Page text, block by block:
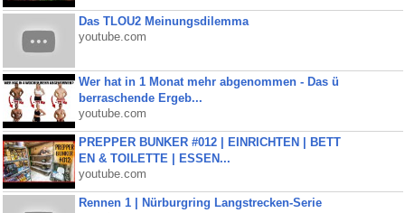
Das TLOU2 Meinungsdilemma
youtube.com
Wer hat in 1 Monat mehr abgenommen - Das ü
berraschende Ergeb...
youtube.com
PREPPER BUNKER #012 | EINRICHTEN | BETT
EN & TOILETTE | ESSEN...
youtube.com
Rennen 1 | Nürburgring Langstrecken-Serie